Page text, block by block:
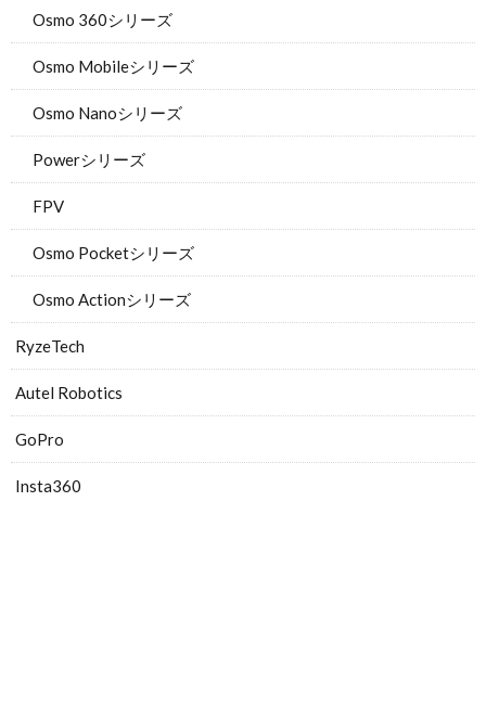
Osmo 360シリーズ
Osmo Mobileシリーズ
Osmo Nanoシリーズ
Powerシリーズ
FPV
Osmo Pocketシリーズ
Osmo Actionシリーズ
RyzeTech
Autel Robotics
GoPro
Insta360